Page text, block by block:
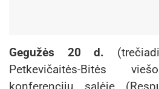
Gegužės 20 d.
Petkevičaitės-Bitės